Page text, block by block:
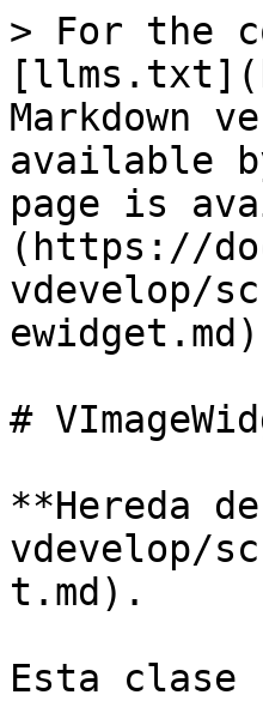
> For the
Markdown
available
page is
(https://
vdevelop/
#
**Hereda
vdevelop/
t.md).
Esta